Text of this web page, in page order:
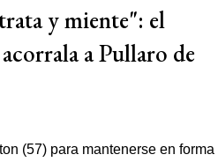
y miente": el
a Pullaro de